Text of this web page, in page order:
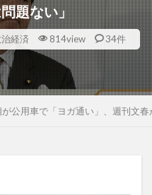
題ない」
経済 814view 34件
公用車で「ヨガ通い」、週刊文